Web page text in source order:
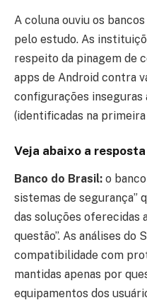
A coluna ouviu os
pelo estudo. As
respeito da pinagem de
apps de Android contra
configurações inseguras
(identificadas na
Veja abaixo a
Banco do Brasil: o
sistemas de segurança”
das soluções oferecidas
questão”. As análises do
compatibilidade com
mantidas apenas por
equipamentos dos